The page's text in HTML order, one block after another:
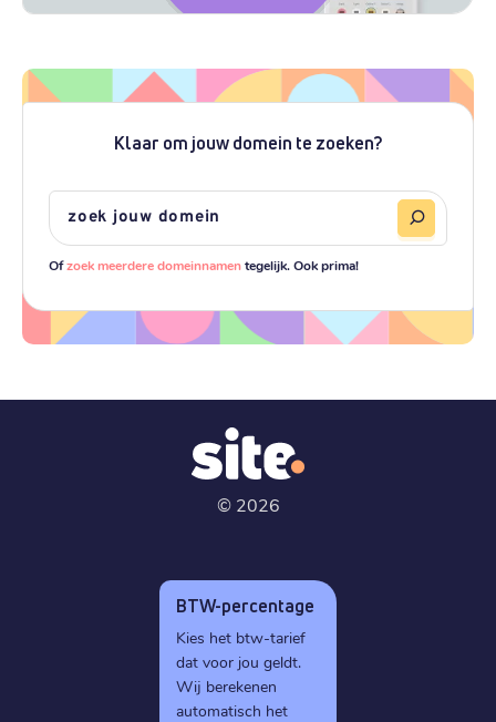
Klaar om jouw domein te zoeken?
Ofzoek meerdere domeinnamentegelijk. Ook prima!
© 2026
BTW-percentage
Kies het btw-tarief
dat voor jou geldt.
Wij berekenen
automatisch het